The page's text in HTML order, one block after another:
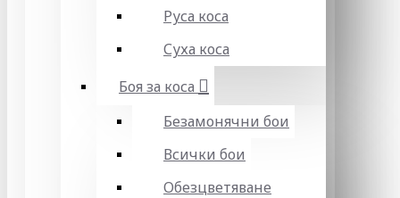
Руса коса
Суха коса
Боя за коса
Безамонячни бои
Всички бои
Обезцветяване